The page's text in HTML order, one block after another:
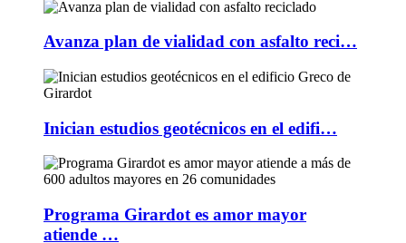
Avanza plan de vialidad con asfalto reci…
Inician estudios geotécnicos en el edifi…
Programa Girardot es amor mayor
atiende …